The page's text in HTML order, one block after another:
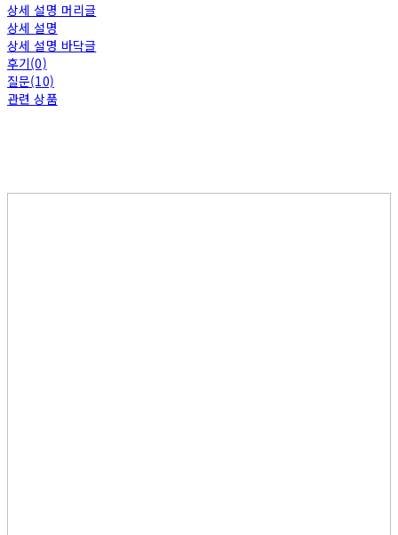
상세 설명 머리글
상세 설명
상세 설명 바닥글
후기(0)
질문(10)
관련 상품